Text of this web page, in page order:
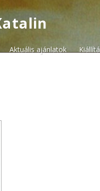
Aktuális ajánlatok